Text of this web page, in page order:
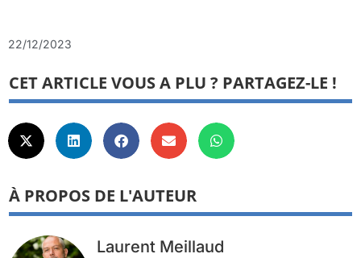
22/12/2023
CET ARTICLE VOUS A PLU ? PARTAGEZ-LE !
À PROPOS DE L'AUTEUR
Laurent Meillaud